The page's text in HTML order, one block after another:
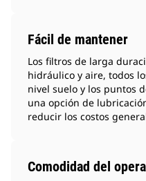
Fácil de mantener
Los filtros de larga
hidráulico y aire, todos
nivel suelo y los puntos
una opción de
reducir los costos
Comodidad del